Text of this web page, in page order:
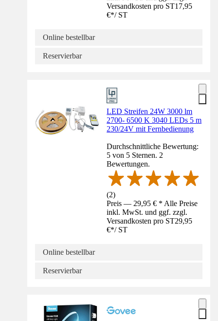
Versandkosten pro ST17,95
€*/ ST
Online bestellbar
Reservierbar
LED Streifen 24W 3000 lm
2700- 6500 K 3040 LEDs 5 m
230/24V mit Fernbedienung
Durchschnittliche Bewertung:
5 von 5 Sternen. 2
Bewertungen.
(2)
Preis — 29,95 € * Alle Preise
inkl. MwSt. und ggf. zzgl.
Versandkosten pro ST29,95
€*/ ST
Online bestellbar
Reservierbar